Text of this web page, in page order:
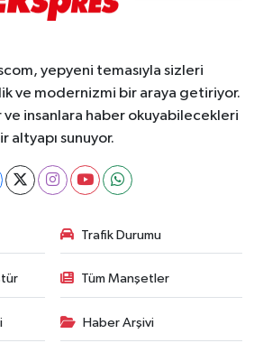
yepyeni temasıyla sizleri
ve modernizmi bir araya getiriyor.
ve insanlara haber okuyabilecekleri
altyapı sunuyor.
Trafik Durumu
Tüm Manşetler
Haber Arşivi